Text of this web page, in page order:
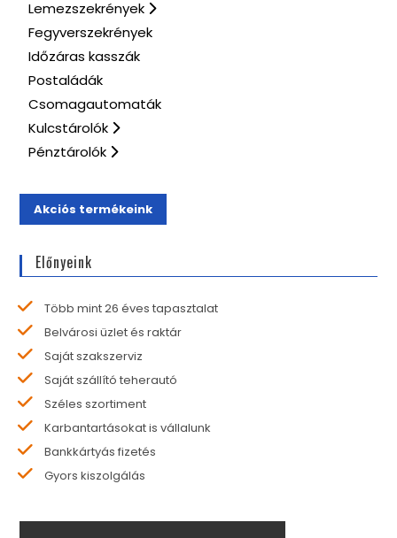
Lemezszekrények
Fegyverszekrények
Időzáras kasszák
Postaládák
Csomagautomaták
Kulcstárolók
Pénztárolók
Akciós termékeink
Előnyeink
Több mint 26 éves tapasztalat
Belvárosi üzlet és raktár
Saját szakszerviz
Saját szállító teherautó
Széles szortiment
Karbantartásokat is vállalunk
Bankkártyás fizetés
Gyors kiszolgálás